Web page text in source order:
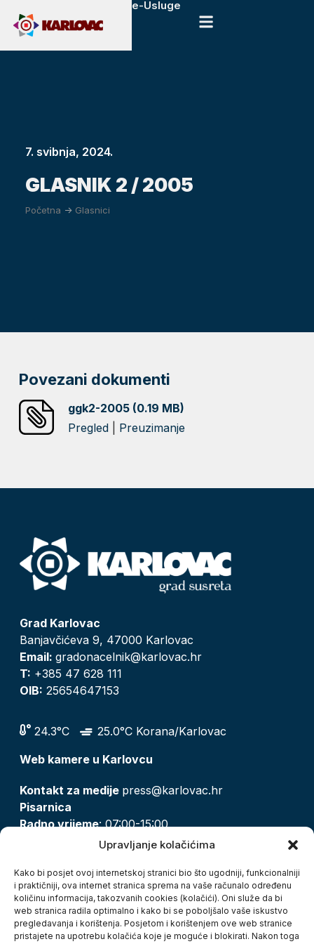
Upravljanje kolačićima
Kako bi posjet ovoj internetskoj stranici bio što ugodniji, funkcionalniji
i praktičniji, ova internet stranica sprema na vaše računalo određenu
količinu informacija, takozvanih cookies (kolačići). Oni služe da bi
web stranica radila optimalno i kako bi se poboljšalo vaše iskustvo
pregledavanja i korištenja. Posjetom i korištenjem ove web stranice
pristajete na upotrebu kolačića koje je moguće i blokirati. Nakon toga
e-Usluge
7. svibnja, 2024.
GLASNIK 2 / 2005
Početna -> Glasnici
Povezani dokumenti
ggk2-2005 (0.19 MB)
Pregled
Preuzimanje
Grad Karlovac
Banjavčićeva 9, 47000 Karlovac
Email: gradonacelnik@karlovac.hr
T: +385 47 628 111
OIB: 25654647153
24.3°C
25.0°C Korana/Karlovac
Web kamere u Karlovcu
Kontakt za medije press@karlovac.hr
Pisarnica
Radno vrijeme: 07:00-15:00
pisarnica@karlovac.hr
Zaštita osobnih podataka
Pristup informacijama